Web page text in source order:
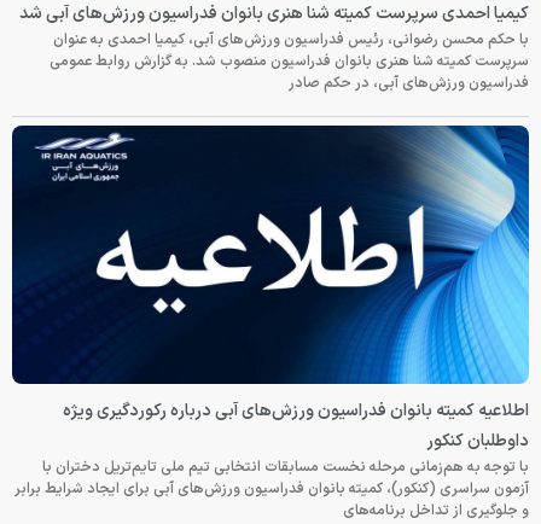
کیمیا احمدی سرپرست کمیته شنا هنری بانوان فدراسیون ورزش‌های آبی شد
با حکم محسن رضوانی، رئیس فدراسیون ورزش‌های آبی، کیمیا احمدی به عنوان
سرپرست کمیته شنا هنری بانوان فدراسیون منصوب شد. به گزارش روابط عمومی
فدراسیون ورزش‌های آبی، در حکم صادر
اطلاعیه کمیته بانوان فدراسیون ورزش‌های آبی درباره رکوردگیری ویژه
داوطلبان کنکور
با توجه به هم‌زمانی مرحله نخست مسابقات انتخابی تیم ملی تایم‌تریل دختران با
آزمون سراسری (کنکور)، کمیته بانوان فدراسیون ورزش‌های آبی برای ایجاد شرایط برابر
و جلوگیری از تداخل برنامه‌های